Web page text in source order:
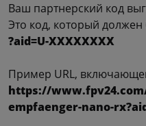
Ваш партнерский код
Это код, который
?aid=U-XXXXXXXX
Пример URL,
https://
empfaenger-nano-